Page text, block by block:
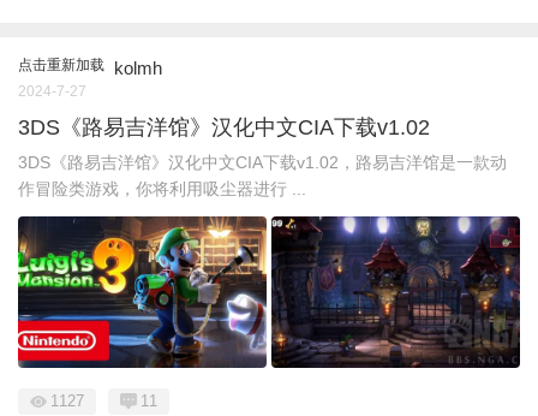
点击重新加载 kolmh
2024-7-27
3DS《路易吉洋馆》汉化中文CIA下载v1.02
3DS《路易吉洋馆》汉化中文CIA下载v1.02，路易吉洋馆是一款动
作冒险类游戏，你将利用吸尘器进行 ...
1127 11